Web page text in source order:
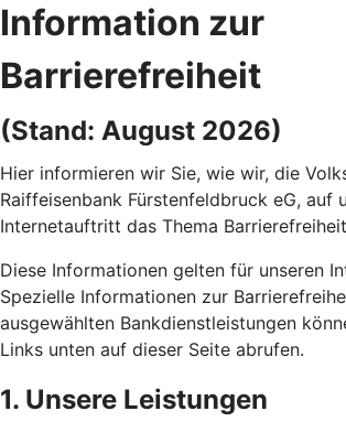
Information zur
Barrierefreiheit
(Stand: August 2026)
Hier informieren wir Sie, wie wir, die
Raiffeisenbank Fürstenfeldbruck eG, auf
Internetauftritt das Thema
Diese Informationen gelten für unseren
Spezielle Informationen zur
ausgewählten Bankdienstleistungen
Links unten auf dieser Seite abrufen.
1. Unsere Leistungen